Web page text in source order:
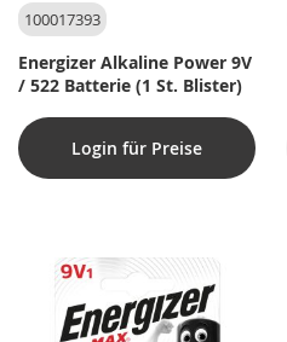
100017393
Energizer Alkaline Power 9V
/ 522 Batterie (1 St. Blister)
Login für Preise